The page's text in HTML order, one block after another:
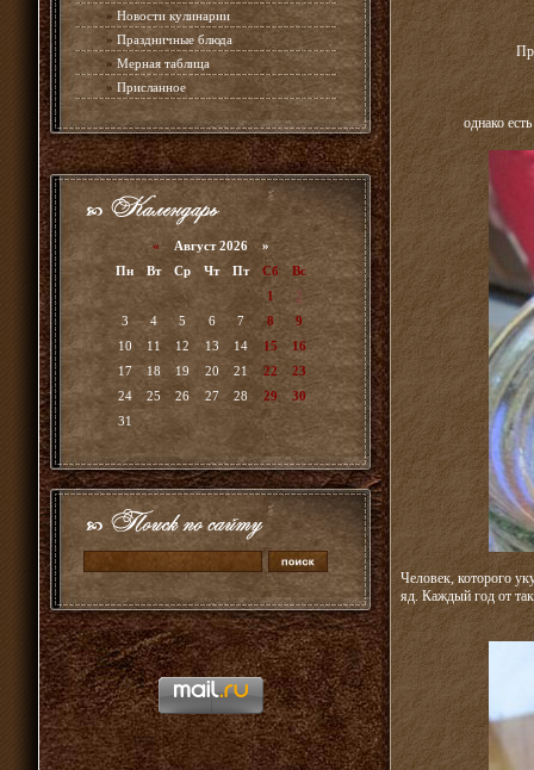
» Новости кулинарии
» Праздничные блюда
» Мерная таблица
» Присланное
« Август 2026 »
Пн
Вт Ср Чт Пт Сб
Вс
1
2
3
4 5 6 7 8
9
10
11 12 13 14 15
16
17
18 19 20 21 22
23
24
25 26 27 28 29
30
31
однако
Человек, которого
яд. Каждый год от